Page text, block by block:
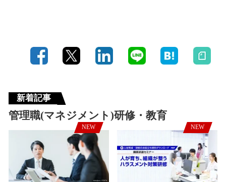
新着記事
管理職(マネジメント)研修・教育
NEW NEW